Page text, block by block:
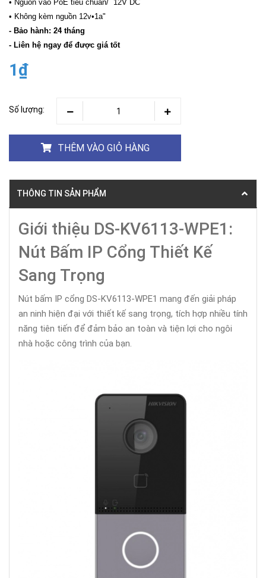
• Nguồn vào PoE tiêu chuẩn/ 12V DC
• Không kèm nguồn 12v•1a"
- Bảo hành: 24 tháng
- Liên hệ ngay để được giá tốt
1₫
Số lượng:
THÊM VÀO GIỎ HÀNG
THÔNG TIN SẢN PHẨM
Giới thiệu DS-KV6113-WPE1:
Nút Bấm IP Cổng Thiết Kế
Sang Trọng
Nút bấm IP cổng DS-KV6113-WPE1 mang đến giải pháp
an ninh hiện đại với thiết kế sang trọng, tích hợp nhiều tính
năng tiên tiến để đảm bảo an toàn và tiện lợi cho ngôi
nhà hoặc công trình của bạn.